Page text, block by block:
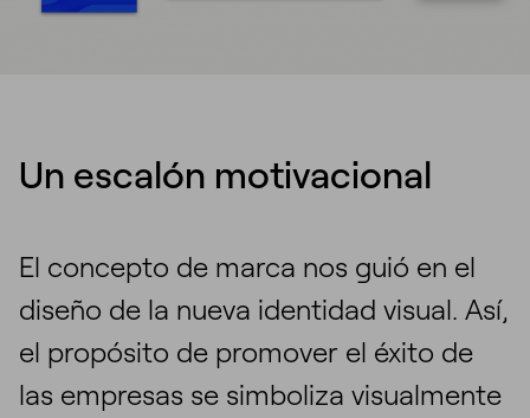
Un escalón motivacional
El concepto de marca nos guió en el
diseño de la nueva identidad visual. Así,
el propósito de promover el éxito de
las empresas se simboliza visualmente